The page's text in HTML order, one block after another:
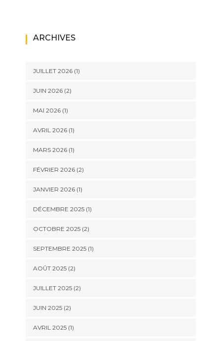
ARCHIVES
JUILLET 2026(1)
JUIN 2026(2)
MAI 2026(1)
AVRIL 2026(1)
MARS 2026(1)
FÉVRIER 2026(2)
JANVIER 2026(1)
DÉCEMBRE 2025(1)
OCTOBRE 2025(2)
SEPTEMBRE 2025(1)
AOÛT 2025(2)
JUILLET 2025(2)
JUIN 2025(2)
AVRIL 2025(1)